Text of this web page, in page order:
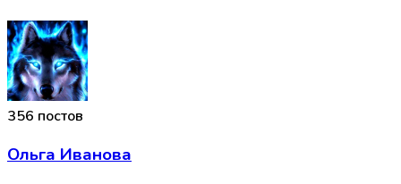
356 постов
Ольга Иванова